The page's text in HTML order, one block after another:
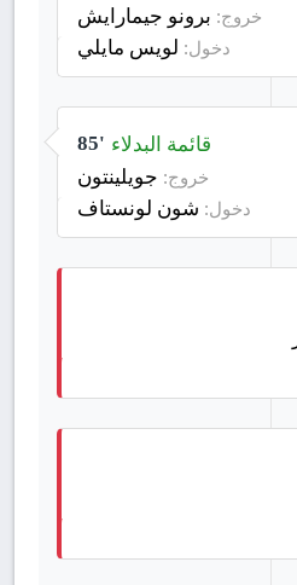
خروج: برونو جيمارايش
دخول: لويس مايلي
85' قائمة البدلاء
خروج: جويلينتون
دخول: شون لونستاف